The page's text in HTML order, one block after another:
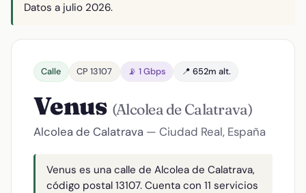
Datos a julio 2026.
Calle CP 13107 📡 1 Gbps 📍 652m alt.
Venus (Alcolea de Calatrava)
Alcolea de Calatrava — Ciudad Real, España
Venus es una calle de Alcolea de Calatrava,
código postal 13107. Cuenta con 11 servicios